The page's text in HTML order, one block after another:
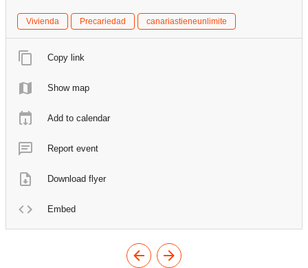
Vivienda Precariedad canariastieneunlimite
Copy link
Show map
Add to calendar
Report event
Download flyer
Embed